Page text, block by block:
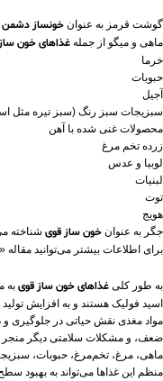
گوشت قرمز به عنوان خونساز
ماهی و میگو از جمله غذاهای خون
خرما
حبوبات
آجیل
سبزیجات سبز رنگ (سبز تیره مثل
محصولات غنی شده با آهن
زرده تخم مرغ
لوبیا و عدس
لبنیات
توت
هویج
جگر به عنوان خون ساز قوی شناخته
برای اطلاعات بیشتر می‌توانید مقاله «
به طور کلی غذاهای خون ساز قوی
اسید فولیک هستند و به افزایش
مواد مغذی نقش حیاتی در جلوگیری و
ضعف، و مشکلات سلامتی دیگر
ماهی، مرغ، تخم‌مرغ، حبوبات،
منظم این غذاها می‌تواند به بهبود